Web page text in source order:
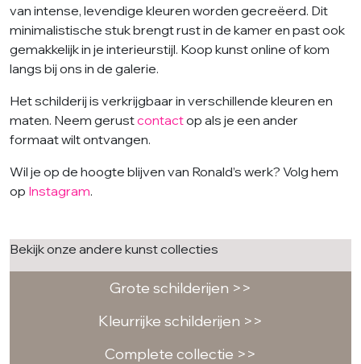
van intense, levendige kleuren worden gecreëerd. Dit
minimalistische stuk brengt rust in de kamer en past ook
gemakkelijk in je interieurstijl. Koop kunst online of kom
langs bij ons in de galerie.
Het schilderij is verkrijgbaar in verschillende kleuren en
maten. Neem gerustcontactop als je een ander
formaat wilt ontvangen.
Wil je op de hoogte blijven van Ronald’s werk? Volg hem
op Instagram.
Bekijk onze andere kunst collecties
Grote schilderijen >>
Kleurrijke schilderijen >>
Complete collectie >>